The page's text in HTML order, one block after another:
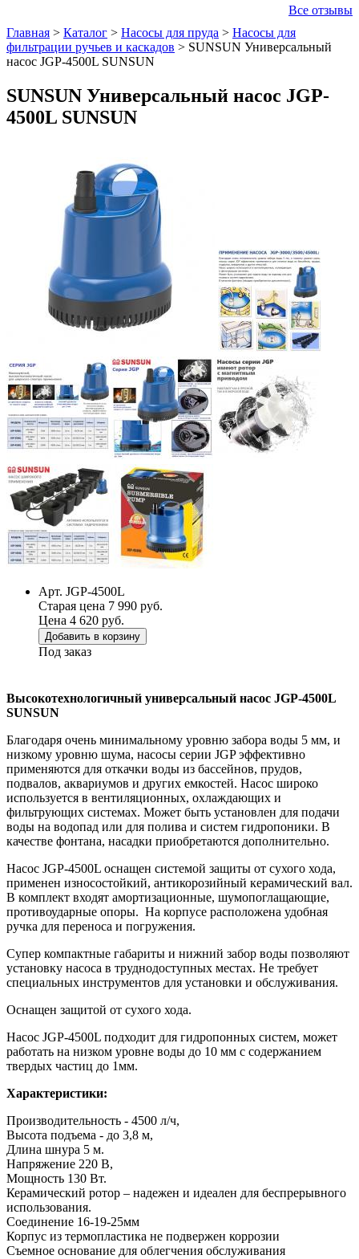
Все отзывы
Главная > Каталог > Насосы для пруда > Насосы для
фильтрации ручьев и каскадов > SUNSUN Универсальный
насос JGP-4500L SUNSUN
SUNSUN Универсальный насос JGP-
4500L SUNSUN
Арт. JGP-4500L
Старая цена 7 990 руб.
Цена 4 620 руб.
Добавить в корзину
Под заказ
Высокотехнологичный универсальный насос JGP-4500L
SUNSUN
Благодаря очень минимальному уровню забора воды 5 мм, и
низкому уровню шума, насосы серии JGP эффективно
применяются для откачки воды из бассейнов, прудов,
подвалов, аквариумов и других емкостей. Насос широко
используется в вентиляционных, охлаждающих и
фильтрующих системах. Может быть установлен для подачи
воды на водопад или для полива и систем гидропоники. В
качестве фонтана, насадки приобретаются дополнительно.
Насос JGP-4500L оснащен системой защиты от сухого хода,
применен износостойкий, антикорозийный керамический вал.
В комплект входят амортизационные, шумопоглащающие,
противоударные опоры. На корпусе расположена удобная
ручка для переноса и погружения.
Супер компактные габариты и нижний забор воды позволяют
установку насоса в труднодоступных местах. Не требует
специальных инструментов для установки и обслуживания.
Оснащен защитой от сухого хода.
Насос JGP-4500L подходит для гидропонных систем, может
работать на низком уровне воды до 10 мм с содержанием
твердых частиц до 1мм.
Характеристики:
Производительность - 4500 л/ч,
Высота подъема - до 3,8 м,
Длина шнура 5 м.
Напряжение 220 В,
Мощность 130 Вт.
Керамический ротор – надежен и идеален для беспрерывного
использования.
Соединение 16-19-25мм
Корпус из термопластика не подвержен коррозии
Съемное основание для облегчения обслуживания